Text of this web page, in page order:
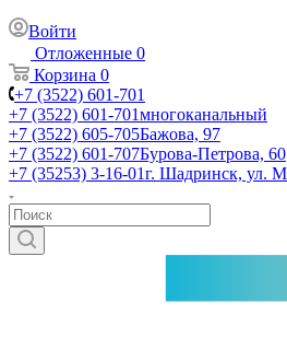
Войти
Отложенные 0
Корзина 0
+7 (3522) 601-701
+7 (3522) 601-701многоканальный
+7 (3522) 605-705Бажова, 97
+7 (3522) 601-707Бурова-Петрова, 60
+7 (35253) 3-16-01г. Шадринск, ул.